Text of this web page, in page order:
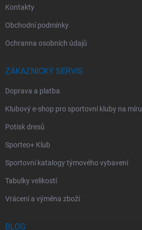
Kontakty
Obchodní podmínky
Ochranna osobních údajů
ZÁKAZNICKÝ SERVIS
Doprava a platba
Klubový e-shop pro sportovní kluby na míru
Potisk dresů
Sporteo+ Klub
Sportovní katalogy týmového vybavení
Tabulky velikostí
Vrácení a výměna zboží
BLOG